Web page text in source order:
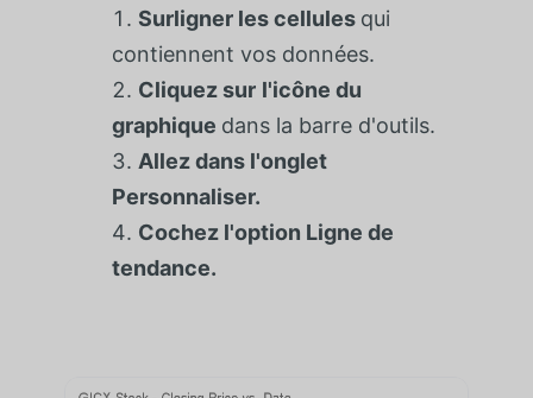
Surligner les cellules qui
contiennent vos données.
Cliquez sur l'icône du
graphique dans la barre d'outils.
Allez dans l'onglet
Personnaliser.
Cochez l'option Ligne de
tendance.